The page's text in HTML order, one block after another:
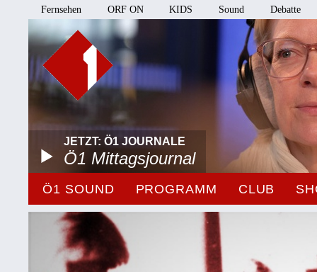
Fernsehen ORF ON KIDS Sound Debatte
JETZT: Ö1 JOURNALE
Ö1 Mittagsjournal
Ö1 SOUND PROGRAMM CLUB